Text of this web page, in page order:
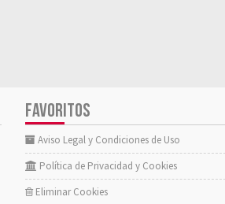
FAVORITOS
Aviso Legal y Condiciones de Uso
Política de Privacidad y Cookies
Eliminar Cookies